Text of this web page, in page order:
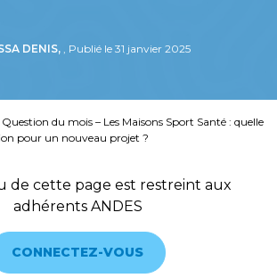
DENIS, , Publié le 31 janvier 2025
Question du mois – Les Maisons Sport Santé : quelle
pour un nouveau projet ?
de cette page est restreint aux
adhérents ANDES
CONNECTEZ-VOUS